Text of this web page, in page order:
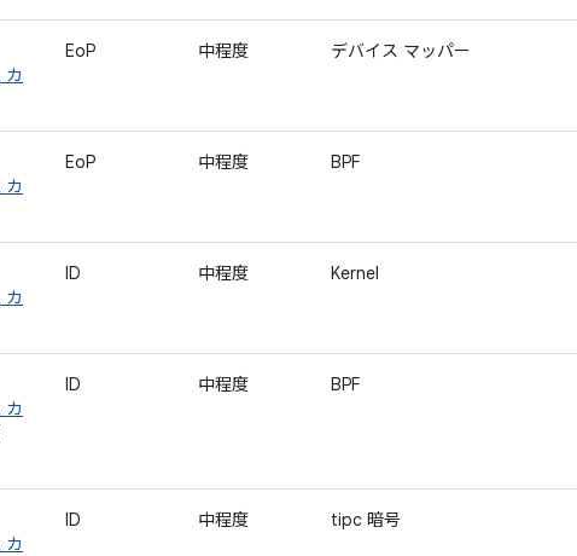
カ
EoP 中程度 デバイス マッパー
カ
EoP 中程度 BPF
カ
ID 中程度 Kernel
カ
ID 中程度 BPF
カ
ID 中程度 tipc 暗号